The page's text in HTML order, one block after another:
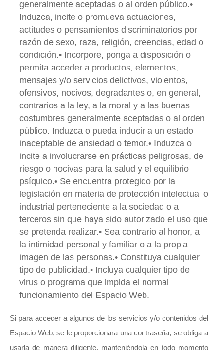
generalmente aceptadas o al orden público.•
Induzca, incite o promueva actuaciones,
actitudes o pensamientos discriminatorios por
razón de sexo, raza, religión, creencias, edad o
condición.• Incorpore, ponga a disposición o
permita acceder a productos, elementos,
mensajes y/o servicios delictivos, violentos,
ofensivos, nocivos, degradantes o, en general,
contrarios a la ley, a la moral y a las buenas
costumbres generalmente aceptadas o al orden
público. Induzca o pueda inducir a un estado
inaceptable de ansiedad o temor.• Induzca o
incite a involucrarse en prácticas peligrosas, de
riesgo o nocivas para la salud y el equilibrio
psíquico.• Se encuentra protegido por la
legislación en materia de protección intelectual o
industrial perteneciente a la sociedad o a
terceros sin que haya sido autorizado el uso que
se pretenda realizar.• Sea contrario al honor, a
la intimidad personal y familiar o a la propia
imagen de las personas.• Constituya cualquier
tipo de publicidad.• Incluya cualquier tipo de
virus o programa que impida el normal
funcionamiento del Espacio Web.
Si para acceder a algunos de los servicios y/o contenidos del
Espacio Web, se le proporcionara una contraseña, se obliga a
usarla de manera diligente, manteniéndola en todo momento